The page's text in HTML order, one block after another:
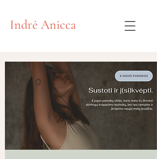
Indrė Anicca